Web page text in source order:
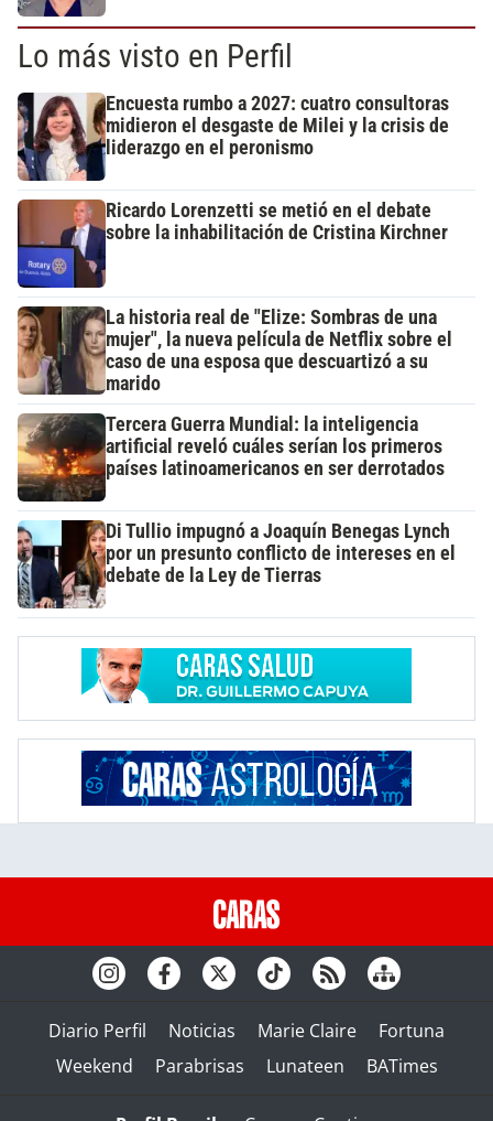
Lo más visto en Perfil
Encuesta rumbo a 2027: cuatro consultoras
midieron el desgaste de Milei y la crisis de
liderazgo en el peronismo
Ricardo Lorenzetti se metió en el debate
sobre la inhabilitación de Cristina Kirchner
La historia real de "Elize: Sombras de una
mujer", la nueva película de Netflix sobre el
caso de una esposa que descuartizó a su
marido
Tercera Guerra Mundial: la inteligencia
artificial reveló cuáles serían los primeros
países latinoamericanos en ser derrotados
Di Tullio impugnó a Joaquín Benegas Lynch
por un presunto conflicto de intereses en el
debate de la Ley de Tierras
Diario Perfil Noticias Marie Claire
Fortuna
Weekend
Parabrisas Lunateen BATimes